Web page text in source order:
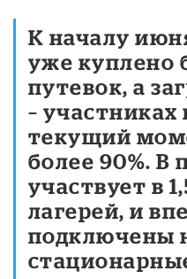
К началу
уже куплено
путевок, а
–
текущий
более 90%. В
участвует в
лагерей, и
подключены